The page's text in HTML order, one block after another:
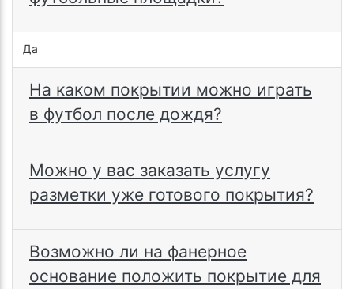
Да
На каком покрытии можно играть
в футбол после дождя?
Можно у вас заказать услугу
разметки уже готового покрытия?
Возможно ли на фанерное
основание положить покрытие для